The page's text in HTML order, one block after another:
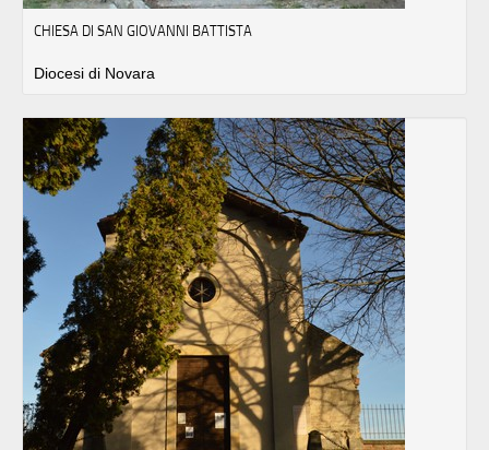
CHIESA DI SAN GIOVANNI BATTISTA
Diocesi di Novara